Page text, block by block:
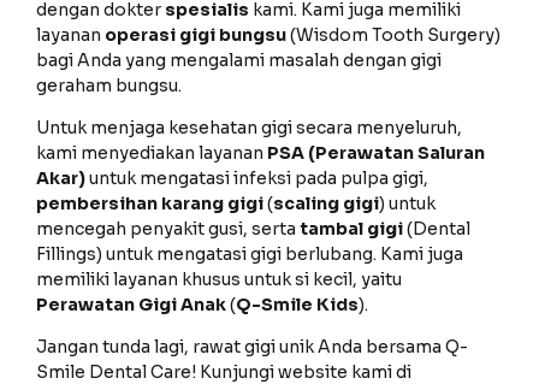
dengan dokter spesialis kami. Kami juga memiliki
layanan operasi gigi bungsu(Wisdom Tooth Surgery)
bagi Anda yang mengalami masalah dengan gigi
geraham bungsu.
Untuk menjaga kesehatan gigi secara menyeluruh,
kami menyediakan layanan PSA (Perawatan Saluran
Akar)untuk mengatasi infeksi pada pulpa gigi,
pembersihan karang gigi(scaling gigi) untuk
mencegah penyakit gusi, serta tambal gigi(Dental
Fillings) untuk mengatasi gigi berlubang. Kami juga
memiliki layanan khusus untuk si kecil, yaitu
Perawatan Gigi Anak(Q-Smile Kids).
Jangan tunda lagi, rawat gigi unik Anda bersama Q-
Smile Dental Care! Kunjungi website kami di